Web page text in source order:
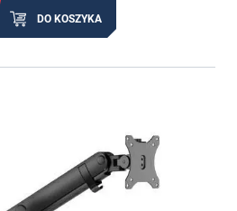
DO KOSZYKA